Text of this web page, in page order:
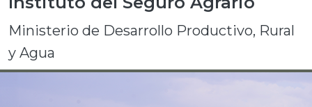
Ministerio de Desarrollo Productivo, Rural
y Agua